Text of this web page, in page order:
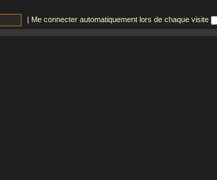
| Me connecter automatiquement lors de chaque visite